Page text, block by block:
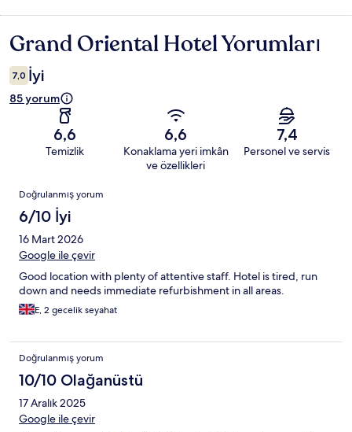
Yorumlar
Grand Oriental Hotel Yorumları
7,0 İyi
85 yorum
6,6
Temizlik
6,6
Konaklama yeri imkân
ve özellikleri
7,4
Personel ve servis
Yorumlar
Doğrulanmış yorum
6/10 İyi
16 Mart 2026
Google ile çevir
Good location with plenty of attentive staff. Hotel is tired, run
down and needs immediate refurbishment in all areas.
E, 2 gecelik seyahat
Doğrulanmış yorum
10/10 Olağanüstü
17 Aralık 2025
Google ile çevir